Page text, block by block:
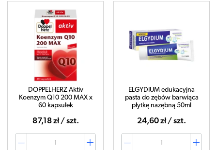
DOPPELHERZ Aktiv
Koenzym Q10 200 MAX x
60 kapsułek
87,18 zł / szt.
ELGYDIUM edukacyjna
pasta do zębów barwiąca
płytkę nazębną 50ml
24,60 zł / szt.